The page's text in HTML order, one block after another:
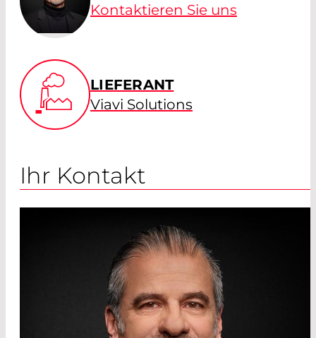
Kontaktieren Sie uns
LIEFERANT
Viavi Solutions
Ihr Kontakt